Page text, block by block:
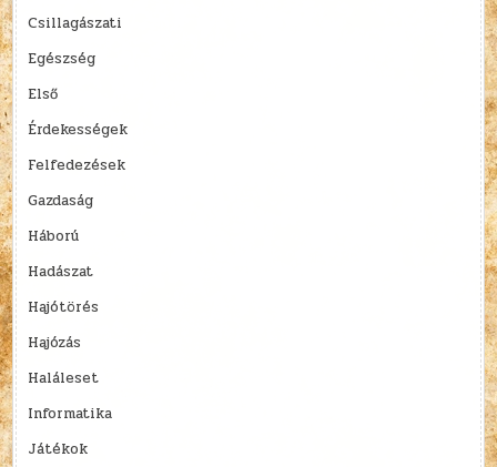
Csillagászati
Egészség
Első
Érdekességek
Felfedezések
Gazdaság
Háború
Hadászat
Hajótörés
Hajózás
Haláleset
Informatika
Játékok